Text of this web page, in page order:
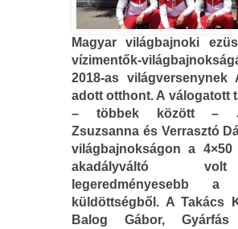
Magyar világbajnoki
vízimentők-
2018-as világversenynek
adott otthont. A válogatott
– többek között –
Zsuzsanna és Verrasztó
világbajnokságon a 4×50
akadályváltó
legeredményesebb a
küldöttségből. A Takács
Balog Gábor, Gyárfás